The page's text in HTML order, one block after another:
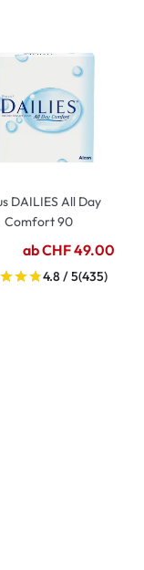
DAILIES All Day
Comfort 90
ab CHF 49.00
4.8 / 5(435)